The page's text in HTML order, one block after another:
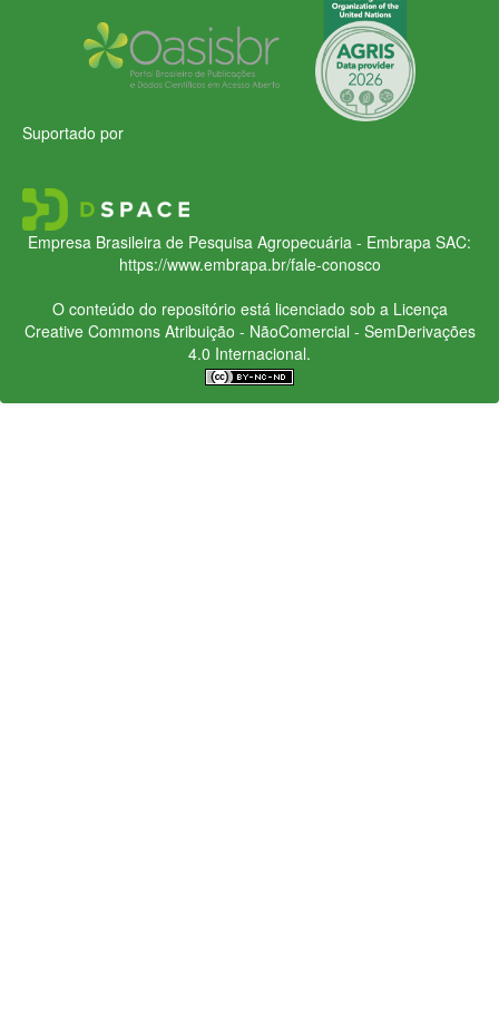
Suportado por
Empresa Brasileira de Pesquisa Agropecuária - Embrapa SAC:
https://www.embrapa.br/fale-conosco
O conteúdo do repositório está licenciado sob a Licença
Creative CommonsAtribuição - NãoComercial - SemDerivações
4.0 Internacional.